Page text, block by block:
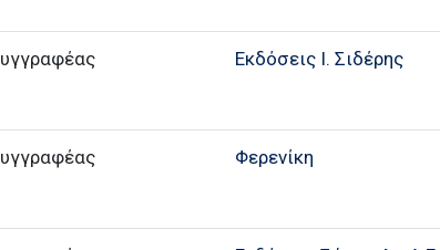
Εκδόσεις Ι. Σιδέρης
Φερενίκη